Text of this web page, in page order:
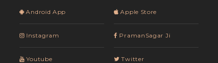
Android App
Instagram
Youtube
Apple Store
PramanSagar Ji
Twitter